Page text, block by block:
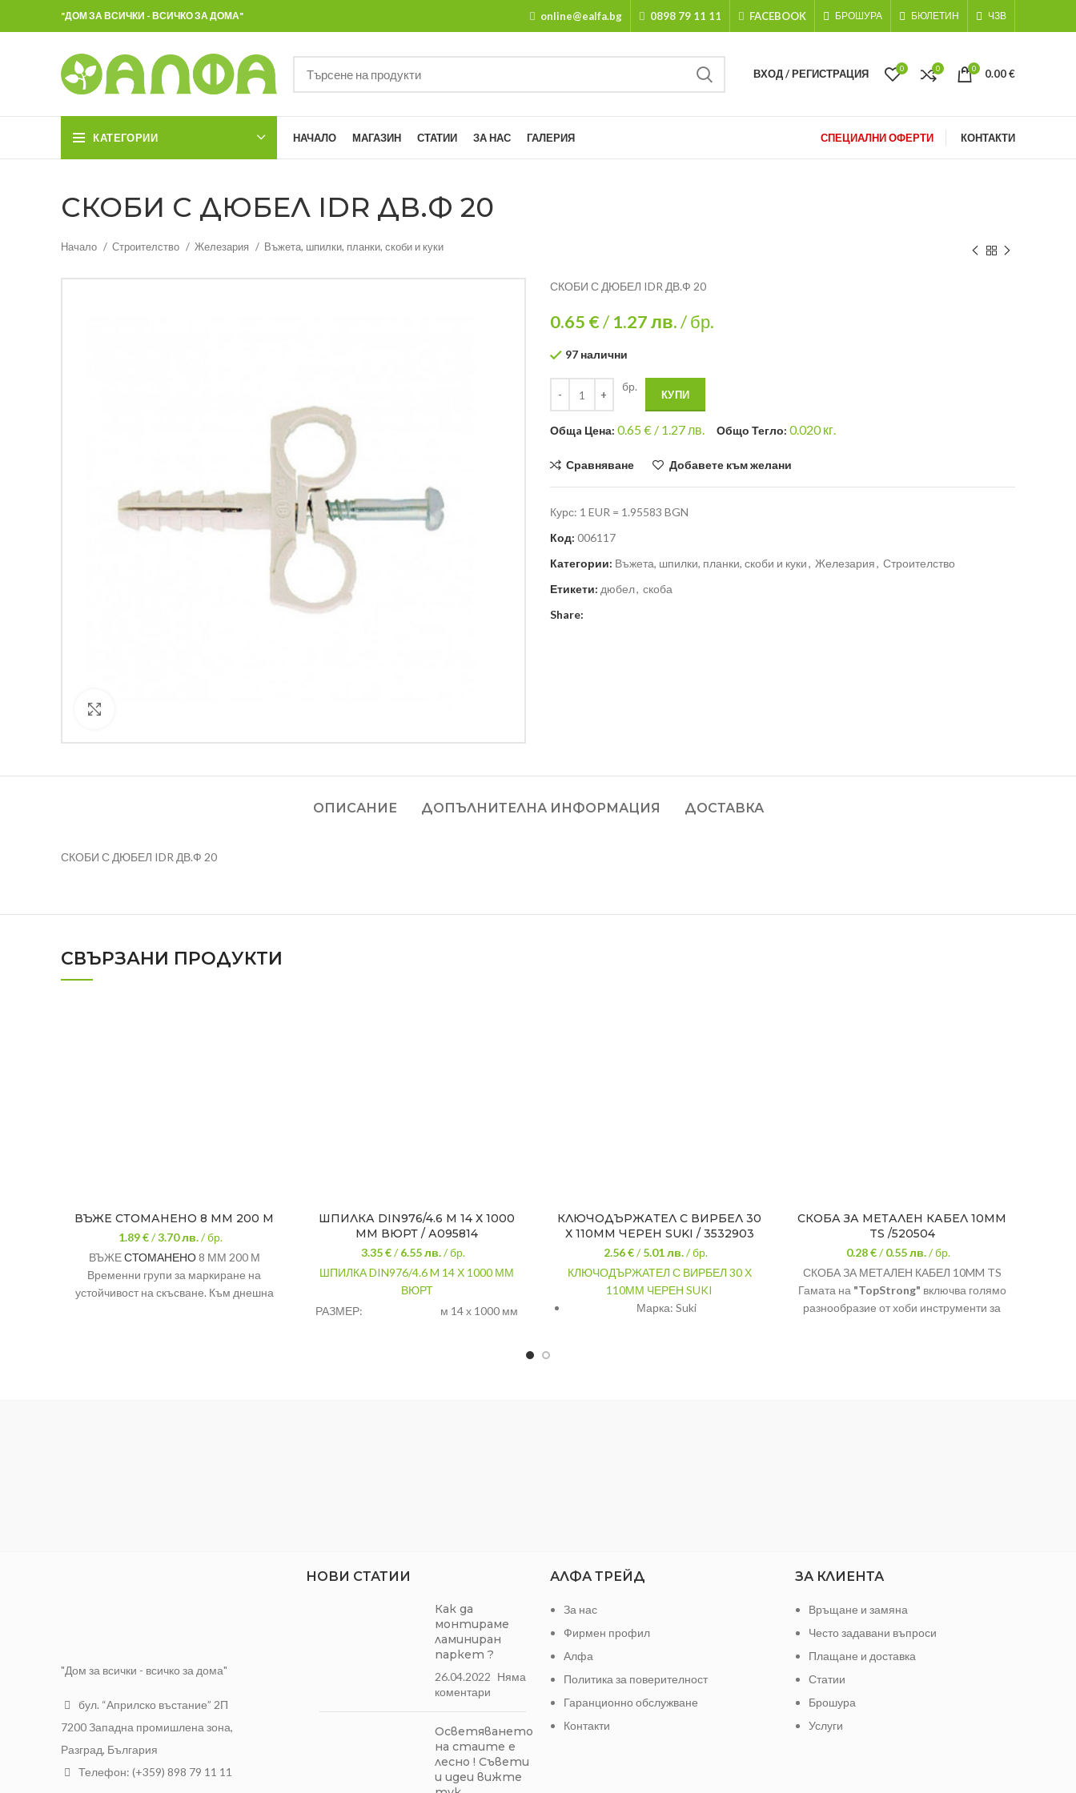
"ДОМ ЗА ВСИЧКИ - ВСИЧКО ЗА ДОМА" online@ealfa.bg 0898 79 11 11 FACEBOOK БРОШУРА БЮЛЕТИН ЧЗВ
ВХОД / РЕГИСТРАЦИЯ 0 0 0 0.00€
КАТЕГОРИИ НАЧАЛО МАГАЗИН СТАТИИ ЗА НАС ГАЛЕРИЯ СПЕЦИАЛНИ ОФЕРТИ КОНТАКТИ
СКОБИ С ДЮБЕЛ IDR ДВ.Ф 20
Начало Строителство Железария Въжета, шпилки, планки, скоби и куки
СКОБИ С ДЮБЕЛ IDR ДВ.Ф 20
0.65 €/ 1.27лв./ бр.
97 налични
бр.
КУПИ
Общa Цена: 0.65€ / 1.27 лв. Общо Тегло: 0.020кг.
Сравняване Добавете към желани
Курс: 1 EUR = 1.95583 BGN
Код: 006117
Категории: Въжета, шпилки, планки, скоби и куки, Железария, Строителство
Етикети: дюбел, скоба
Share:
ОПИСАНИЕ ДОПЪЛНИТЕЛНА ИНФОРМАЦИЯ ДОСТАВКА
СКОБИ С ДЮБЕЛ IDR ДВ.Ф 20
СВЪРЗАНИ ПРОДУКТИ
ВЪЖЕ СТОМАНЕНО 8 ММ 200 М
1.89 €/3.70лв. / бр.
ВЪЖЕСТОМАНЕНО8 ММ 200 М
Временни групи за маркиране на
устойчивост на скъсване. Към днешна
ШПИЛКА DIN976/4.6 M 14 Х 1000
ММ ВЮРТ / А095814
3.35 €/6.55лв. / бр.
ШПИЛКА DIN976/4.6 M 14 Х 1000 ММ
ВЮРТ
РАЗМЕР:
м 14 х 1000 мм
КЛЮЧОДЪРЖАТЕЛ С ВИРБЕЛ 30
Х 110ММ ЧЕРЕН SUKI / 3532903
2.56 €/5.01лв. / бр.
КЛЮЧОДЪРЖАТЕЛ С ВИРБЕЛ 30 Х
110ММ ЧЕРЕН SUKI
Марка: Suki
СКОБА ЗА МЕТАЛЕН КАБЕЛ 10MM
TS /520504
0.28 €/0.55лв. / бр.
СКОБА ЗА МЕТАЛЕН КАБЕЛ 10MM TS
Гамата на "TopStrong" включва голямо
разнообразие от хоби инструменти за
"Дом за всички - всичко за дома"
бул. “Априлско въстание” 2П
7200 Западна промишлена зона,
Разград, България
Телефон: (+359) 898 79 11 11
НОВИ СТАТИИ
Как да
монтираме
ламиниран
паркет ?
26.04.2022 Няма
коментари
Осветяването
на стаите е
лесно ! Съвети
и идеи вижте
АЛФА ТРЕЙД
За нас
Фирмен профил
Алфа
Политика за поверителност
Гаранционно обслужване
Контакти
ЗА КЛИЕНТА
Връщане и замяна
Често задавани въпроси
Плащане и доставка
Статии
Брошура
Услуги